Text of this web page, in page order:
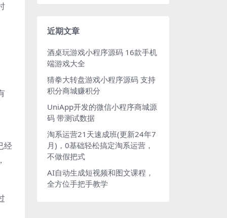
经
近期文章
酒桌玩游戏小程序源码 16款手机
端游戏大全
猜拳大转盘游戏小程序源码 支持
积分商城赚积分
UniApp开发的微信小程序商城源
码 带测试数据
淘系运营21天速成班(更新24年7
月)，0基础轻松搞定淘系运营，
不做假把式
AI自动生成短视频和图文课程，
全方位手把手教学